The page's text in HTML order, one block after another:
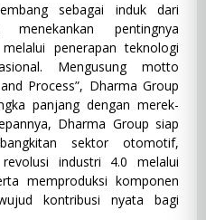
sebagai induk dari
pentingnya
penerapan teknologi
Mengusung motto
Process”, Dharma Group
panjang dengan merek-
Dharma Group siap
sektor otomotif,
industri 4.0 melalui
memproduksi komponen
kontribusi nyata bagi